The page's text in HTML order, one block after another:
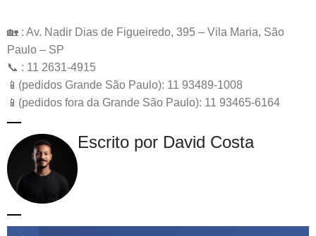
🏡 : Av. Nadir Dias de Figueiredo, 395 – Vila Maria, São
Paulo – SP
📞 : 11 2631-4915
📱(pedidos Grande São Paulo): 11 93489-1008
📱(pedidos fora da Grande São Paulo): 11 93465-6164
Escrito por David Costa